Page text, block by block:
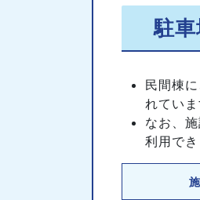
駐
民間棟
れていま
なお、
利用で